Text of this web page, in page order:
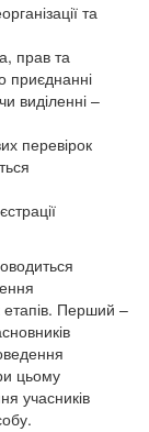
та
прав та
приєднанні
виділенні –
перевірок
етапів. Перший –
цьому
учасників